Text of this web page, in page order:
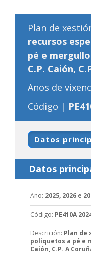
Plan de
recursos
pé e mergullo
C.P. Caión,
Anos de
Código |
Datos
Datos
Ano: 2025, 2026 e
Código: PE410A
Descrición: Plan de
poliquetos a pé e
Caión, C.P. A